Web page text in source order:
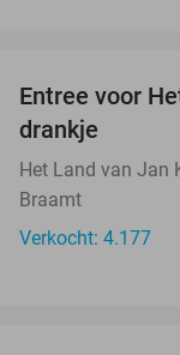
Entree voor
drankje
Het Land van Jan
Braamt
Verkocht: 4.177